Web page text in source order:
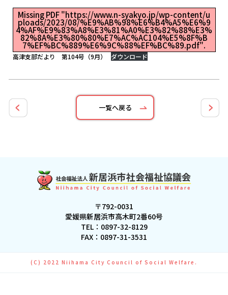
Missing PDF "https://www.n-syakyo.jp/wp-content/u
ploads/2023/08/%E9%AB%98%E6%B4%A5%E6%9
4%AF%E9%83%A8%E3%81%A0%E3%82%88%E3%
82%8A%E3%80%80%E7%AC%AC104%E5%8F%B
7%EF%BC%889%E6%9C%88%EF%BC%89.pdf".
高津支部だより 第104号（9月） ダウンロード
一覧へ戻る
〒792-0031
愛媛県新居浜市高木町2番60号
TEL： 0897-32-8129
FAX：0897-31-3531
(C) 2022 Niihama City Council of Social Welfare.